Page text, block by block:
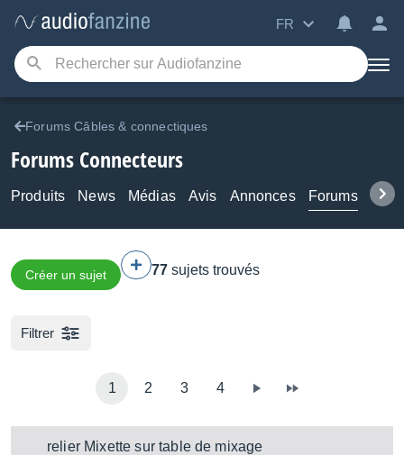
FR
Forums Câbles & connectiques
Forums Connecteurs
Produits News Médias Avis Annonces Forums
Créer un sujet 77 sujets trouvés
Filtrer
1 2 3 4
relier Mixette sur table de mixage